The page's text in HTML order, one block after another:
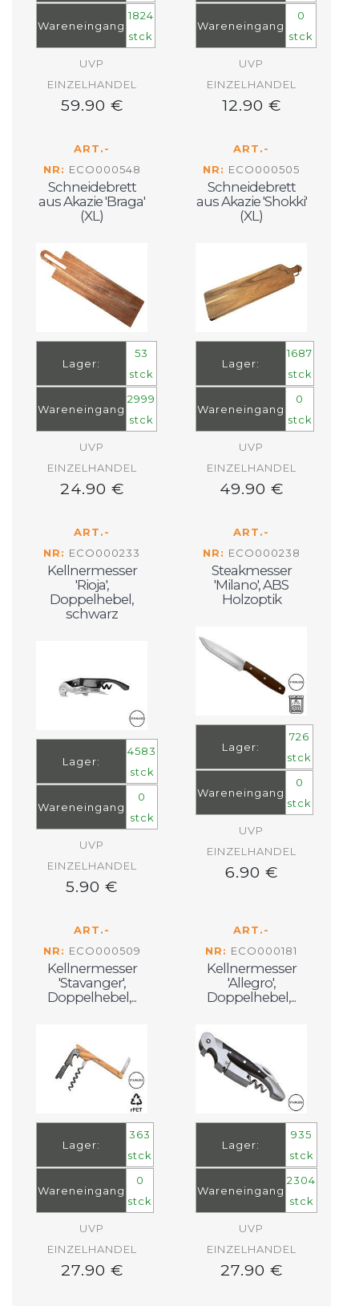
Wareneingang
1824
stck
UVP
EINZELHANDEL
59.90 €
Wareneingang
0
stck
UVP
EINZELHANDEL
12.90 €
ART.-
NR: ECO000548
Schneidebrett
aus Akazie 'Braga'
(XL)
Lager:
53
stck
Wareneingang
2999
stck
UVP
EINZELHANDEL
24.90 €
ART.-
NR: ECO000505
Schneidebrett
aus Akazie 'Shokki'
(XL)
Lager:
1687
stck
Wareneingang
0
stck
UVP
EINZELHANDEL
49.90 €
ART.-
NR: ECO000233
Kellnermesser
'Rioja',
Doppelhebel,
schwarz
Lager:
4583
stck
Wareneingang
0
stck
UVP
EINZELHANDEL
5.90 €
ART.-
NR: ECO000238
Steakmesser
'Milano', ABS
Holzoptik
Lager:
726
stck
Wareneingang
0
stck
UVP
EINZELHANDEL
6.90 €
ART.-
NR: ECO000509
Kellnermesser
'Stavanger',
Doppelhebel,...
Lager:
363
stck
Wareneingang
0
stck
UVP
EINZELHANDEL
27.90 €
ART.-
NR: ECO000181
Kellnermesser
'Allegro',
Doppelhebel,...
Lager:
935
stck
Wareneingang
2304
stck
UVP
EINZELHANDEL
27.90 €